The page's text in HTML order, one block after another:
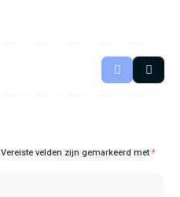
Vereiste velden zijn gemarkeerd met *